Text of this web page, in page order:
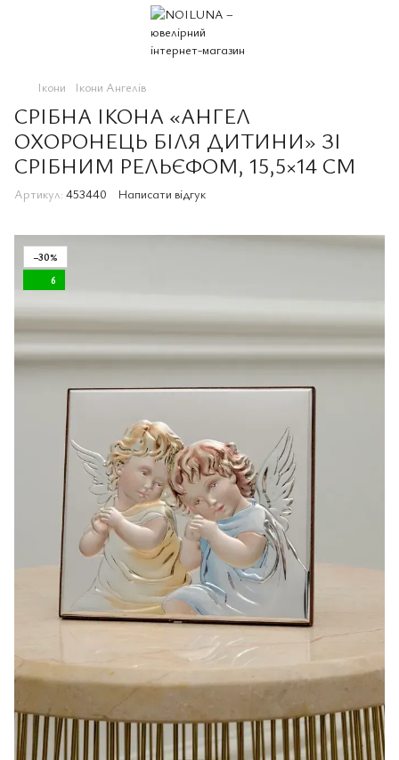
Ікони Ікони Ангелів
СРІБНА ІКОНА «АНГЕЛ
ОХОРОНЕЦЬ БІЛЯ ДИТИНИ» ЗІ
СРІБНИМ РЕЛЬЄФОМ, 15,5×14 СМ
Артикул: 453440 Написати відгук
−30%
6